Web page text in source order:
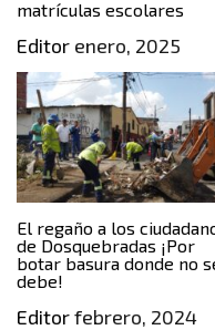
matrículas escolares
Editor enero, 2025
El regaño a los
de Dosquebradas ¡Por
botar basura donde no
debe!
Editorfebrero, 2024